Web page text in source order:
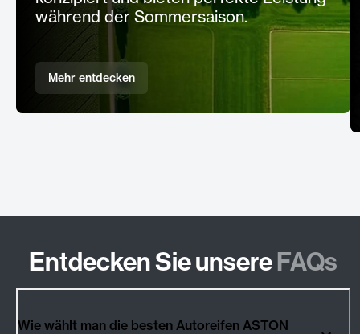
während der Sommersaison.
Mehr entdecken
Entdecken Sie unsereFAQs
Wie wählt man die besten Autoreifen ASTON